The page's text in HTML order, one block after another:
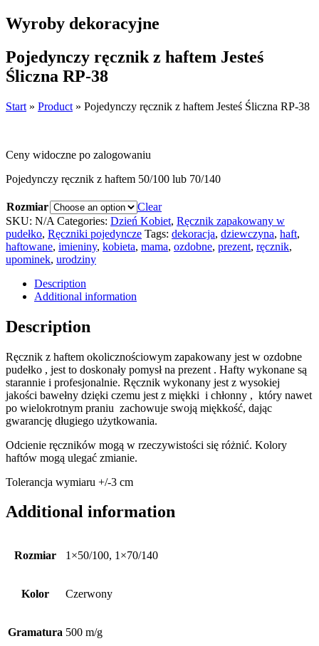
Wyroby dekoracyjne
Pojedynczy ręcznik z haftem Jesteś
Śliczna RP-38
Start » Product » Pojedynczy ręcznik z haftem Jesteś Śliczna RP-38
Ceny widoczne po zalogowaniu
Pojedynczy ręcznik z haftem 50/100 lub 70/140
Rozmiar
Clear
SKU: N/A Categories: Dzień Kobiet, Ręcznik zapakowany w
pudełko, Ręczniki pojedyncze Tags: dekoracja, dziewczyna, haft,
haftowane, imieniny, kobieta, mama, ozdobne, prezent, ręcznik,
upominek, urodziny
Description
Additional information
Description
Ręcznik z haftem okolicznościowym zapakowany jest w ozdobne
pudełko , jest to doskonały pomysł na prezent . Hafty wykonane są
starannie i profesjonalnie. Ręcznik wykonany jest z wysokiej
jakości bawełny dzięki czemu jest z miękki i chłonny , który nawet
po wielokrotnym praniu zachowuje swoją miękkość, dając
gwarancję długiego użytkowania.
Odcienie ręczników mogą w rzeczywistości się różnić. Kolory
haftów mogą ulegać zmianie.
Tolerancja wymiaru +/-3 cm
Additional information
Rozmiar 1×50/100, 1×70/140
Kolor Czerwony
Gramatura 500 m/g